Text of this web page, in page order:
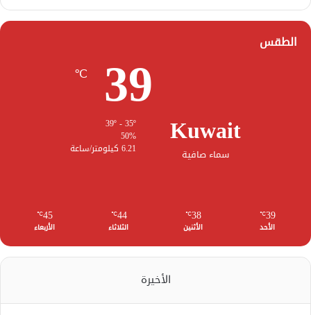
الطقس
Kuwait
سماء صافية
39
℃
50%
6.21 كيلومتر/ساعة
39
℃
الأحد
38
℃
الأثنين
44
℃
الثلاثاء
45
℃
الأربعاء
الأخيرة